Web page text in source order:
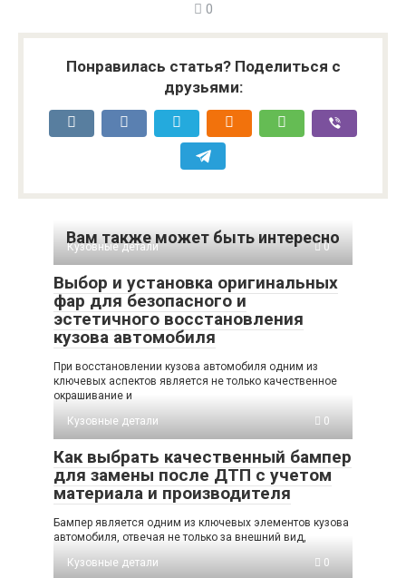
0
Понравилась статья? Поделиться с
друзьями:
Вам также может быть интересно
Кузовные детали 0
Выбор и установка оригинальных
фар для безопасного и
эстетичного восстановления
кузова автомобиля
При восстановлении кузова автомобиля одним из
ключевых аспектов является не только качественное
окрашивание и
Кузовные детали
0
Как выбрать качественный бампер
для замены после ДТП с учетом
материала и производителя
Бампер является одним из ключевых элементов кузова
автомобиля, отвечая не только за внешний вид,
Кузовные детали
0